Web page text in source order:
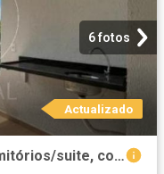
6 fotos
Actualizado
Apartamento tipo padrao 3 dormitórios/suite, cozinha planejada, portaria 24 horas, em condomínio